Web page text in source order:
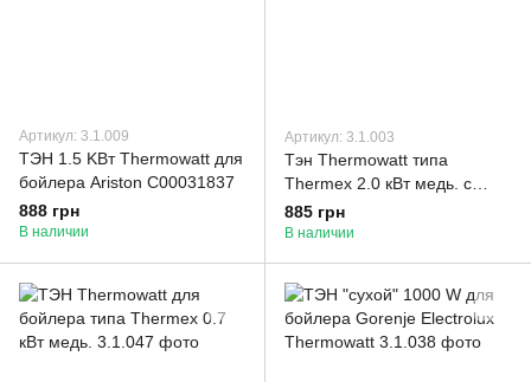
Артикул: 3.1.009
ТЭН 1.5 KВт Thermowatt для
бойлера Ariston C00031837
888 грн
В наличии
Артикул: 3.1.003
Тэн Thermowatt типа
Thermex 2.0 кВт медь. с
трубками под 2 термостата
885 грн
В наличии